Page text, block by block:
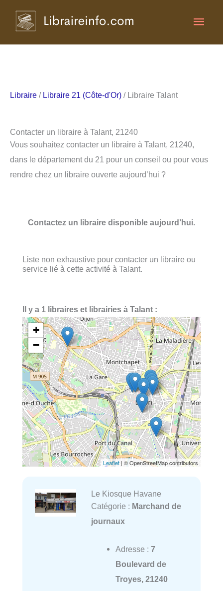
Libraire / Libraire 21 (Côte-d'Or) / Libraire Talant
Contacter un libraire à Talant, 21240
Vous souhaitez contacter un libraire à Talant, 21240,
dans le département du 21 pour un conseil ou pour vous
rendre chez un libraire ouverte aujourd’hui ?
Contactez un libraire disponible aujourd’hui.
Liste non exhaustive pour contacter un libraire ou
service lié à cette activité à Talant.
Il y a 1 libraires et librairies à Talant :
+
−
Leaflet | © OpenStreetMap contributors
Le Kiosque Havane
Catégorie : Marchand de
journaux
Adresse : 7
Boulevard de
Troyes, 21240